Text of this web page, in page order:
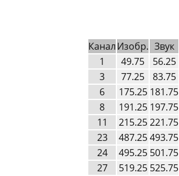
КаналИзобр. Звук
1
49.75 56.25
3
77.25 83.75
6
175.25 181.75
8
191.25 197.75
11
215.25 221.75
23
487.25 493.75
24
495.25 501.75
27
519.25 525.75